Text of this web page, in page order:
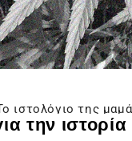
ιστολόγιο της
την ιστορία